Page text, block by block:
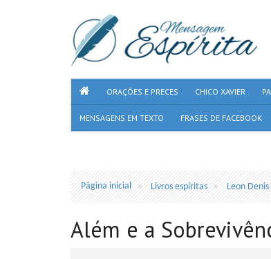
ORAÇÕES E PRECES CHICO XAVIER
MENSAGENS EM TEXTO FRASES DE FACEBOOK
Página inicial Livros espíritas Leon Denis
Além e a